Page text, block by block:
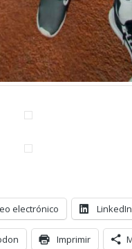
electrónico LinkedIn
Imprimir